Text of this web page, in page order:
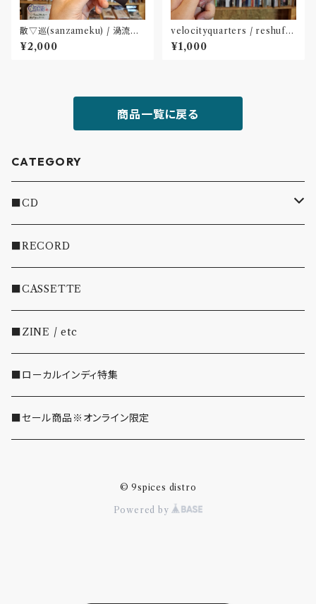
散▽巡(sanzameku) / 渦流に
鳴く(CD : 特典ステッカー付属 )
〝大阪〟
¥2,000
velocityquarters / reshuffl
e(CD※ダウンロードカード付
属)〝長野〟
¥1,000
商品一覧に戻る
CATEGORY
■CD
・INDIE
・EMO/PUNK/POST HC
・SHOEGAZE/DREAMPOP/POST ROCK
・OTHER(LOUD/JUNK/RAP/ etc...)
■RECORD
■CASSETTE
■ZINE / etc
■ローカルインディ特集
■セール商品※オンライン限定
© 9spices distro
Powered by